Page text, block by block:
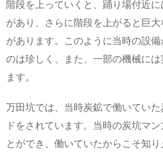
階段を上っていくと、踊り場付近
があり、さらに階段を上がると巨
があります。このように当時の設
のは珍しく、また、一部の機械に
ます。
万田坑では、当時炭鉱で働いてい
ドをされています。当時の炭坑マ
とができ、働いていたからこそ知